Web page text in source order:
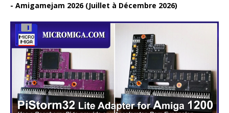
Amigamejam 2026 (Juillet à Décembre 2026)